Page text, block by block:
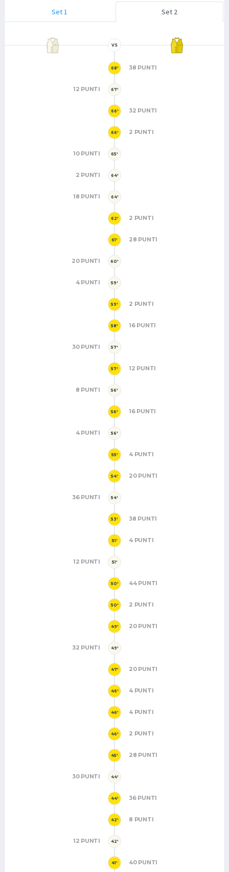
Set 1 Set 2
VS
68' 38 PUNTI
67'
12 PUNTI
66' 32 PUNTI
66' 2 PUNTI
65'
10 PUNTI
64'
2 PUNTI
64'
18 PUNTI
62' 2 PUNTI
61' 28 PUNTI
60'
20 PUNTI
59'
4 PUNTI
59' 2 PUNTI
58' 16 PUNTI
57'
30 PUNTI
57' 12 PUNTI
56'
8 PUNTI
56' 16 PUNTI
56'
4 PUNTI
55' 4 PUNTI
54' 20 PUNTI
54'
36 PUNTI
53' 38 PUNTI
51' 4 PUNTI
51'
12 PUNTI
50' 44 PUNTI
50' 2 PUNTI
49' 20 PUNTI
49'
32 PUNTI
47' 20 PUNTI
46' 4 PUNTI
46' 4 PUNTI
46' 2 PUNTI
45' 28 PUNTI
44'
30 PUNTI
44' 36 PUNTI
42' 8 PUNTI
42'
12 PUNTI
41' 40 PUNTI